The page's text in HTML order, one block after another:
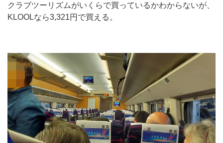
クラブツーリズムがいくらで買っているかわからないが、
KLOOLなら3,321円で買える。